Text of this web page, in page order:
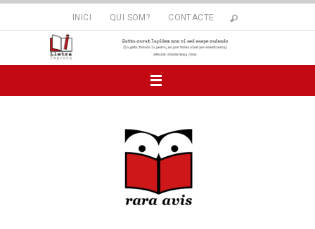
INICI QUI SOM? CONTACTE